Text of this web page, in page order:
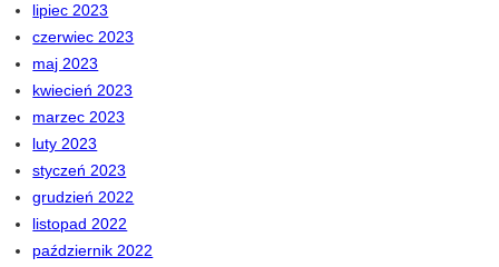
lipiec 2023
czerwiec 2023
maj 2023
kwiecień 2023
marzec 2023
luty 2023
styczeń 2023
grudzień 2022
listopad 2022
październik 2022